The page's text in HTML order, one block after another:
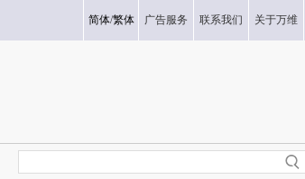
简体/繁体 广告服务 联系我们 关于万维